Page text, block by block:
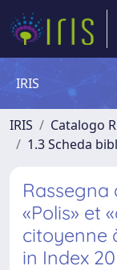
IRIS
IRIS Catalogo
1.3 Scheda
Rassegna
«Polis» et
citoyenne
in Index